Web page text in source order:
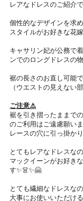
レアなドレスのご紹介
個性的なデザインを求
スタイルがお好きな花
キャサリン妃が公務で
ンでのロングドレスの
裾の長さのお直し可能
（ウエストの見えない
ご注意⚠️
裾を引き摺ったままで
のご利用はご遠慮願いま
レースの穴に引っ掛か
とてもレアなドレスな
マックイーンがお好き
す✨👗✨🤗 ㅤㅤ
とても繊細なドレスな
大事にお使いいただけ